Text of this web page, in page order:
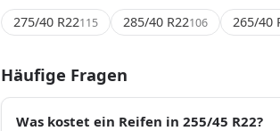
275/40 R22115 285/40 R22106 265/40
Häufige Fragen
Was kostet ein Reifen in 255/45 R22?